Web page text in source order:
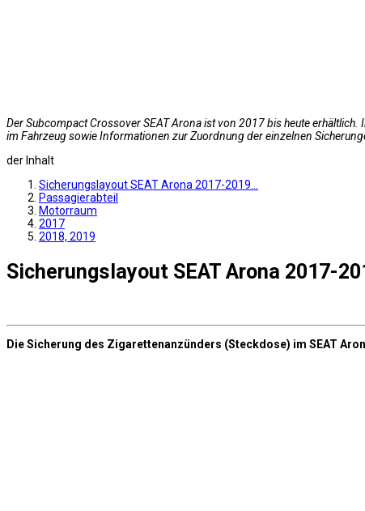
Der Subcompact Crossover SEAT Arona ist von 2017 bis heute
im Fahrzeug sowie Informationen zur Zuordnung der einzelnen
der Inhalt
Sicherungslayout SEAT Arona 2017-2019…
Passagierabteil
Motorraum
2017
2018, 2019
Sicherungslayout SEAT Arona 2017-
Die Sicherung des Zigarettenanzünders (Steckdose) im SEAT